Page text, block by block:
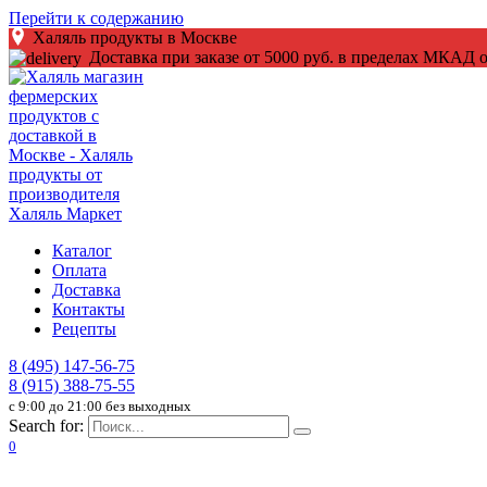
Перейти к содержанию
Халяль продукты в Москве
Доставка при заказе от 5000 руб. в пределах МКАД
Каталог
Оплата
Доставка
Контакты
Рецепты
8 (495) 147-56-75
8 (915) 388-75-55
c 9:00 до 21:00 без выходных
Search for:
0